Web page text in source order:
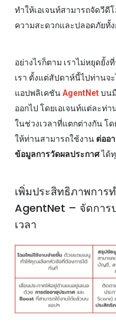
ทำให้เอเจนท์สามารถจัดวีดี
ความสะดวกและปลอดภัยทั้ง
อย่างไรก็ตาม เราไม่หยุดยั้
เรา ตั้งแต่สัปดาห์นี้ไปท่านจ
แอปพลิเคชันAgentNetบน
ออกไป โดยเอเจนท์แต่ละท่
ในช่วงเวลาที่แตกต่างกัน โ
ให้ท่านสามารถใช้งาน ต่ออ
ข้อมูลการวัดผลประกาศได้
เพิ่มประสิทธิภาพการ
AgentNet – จัดการ
เวลา